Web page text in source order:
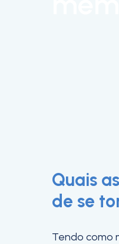
Quais
de se
Tendo como